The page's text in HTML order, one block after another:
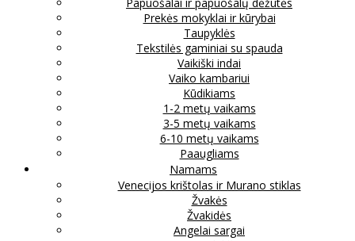
Prekės mokyklai ir kūrybai
Taupyklės
Tekstilės gaminiai su spauda
Vaikiški indai
Vaiko kambariui
Kūdikiams
1-2 metų vaikams
3-5 metų vaikams
6-10 metų vaikams
Paaugliams
Namams
Venecijos krištolas ir Murano stiklas
Žvakės
Žvakidės
Angelai sargai